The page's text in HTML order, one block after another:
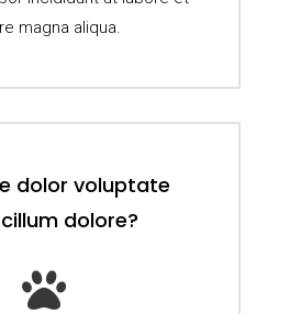
magna aliqua.
dolor voluptate
dolore?
